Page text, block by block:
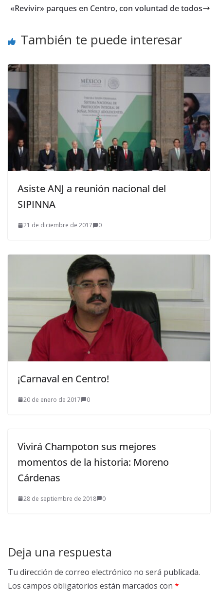
«Revivir» parques en Centro, con voluntad de todos
También te puede interesar
Asiste ANJ a reunión nacional del
SIPINNA
21 de diciembre de 2017 0
¡Carnaval en Centro!
20 de enero de 2017 0
Vivirá Champoton sus mejores
momentos de la historia: Moreno
Cárdenas
28 de septiembre de 2018 0
Deja una respuesta
Tu dirección de correo electrónico no será publicada.
Los campos obligatorios están marcados con *